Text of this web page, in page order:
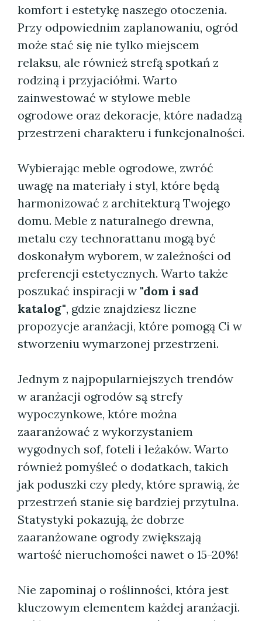
komfort i estetykę naszego otoczenia.
Przy odpowiednim zaplanowaniu, ogród
może stać się nie tylko miejscem
relaksu, ale również strefą spotkań z
rodziną i przyjaciółmi. Warto
zainwestować w stylowe meble
ogrodowe oraz dekoracje, które nadadzą
przestrzeni charakteru i funkcjonalności.
Wybierając meble ogrodowe, zwróć
uwagę na materiały i styl, które będą
harmonizować z architekturą Twojego
domu. Meble z naturalnego drewna,
metalu czy technorattanu mogą być
doskonałym wyborem, w zależności od
preferencji estetycznych. Warto także
poszukać inspiracji w "dom i sad
katalog", gdzie znajdziesz liczne
propozycje aranżacji, które pomogą Ci w
stworzeniu wymarzonej przestrzeni.
Jednym z najpopularniejszych trendów
w aranżacji ogrodów są strefy
wypoczynkowe, które można
zaaranżować z wykorzystaniem
wygodnych sof, foteli i leżaków. Warto
również pomyśleć o dodatkach, takich
jak poduszki czy pledy, które sprawią, że
przestrzeń stanie się bardziej przytulna.
Statystyki pokazują, że dobrze
zaaranżowane ogrody zwiększają
wartość nieruchomości nawet o 15-20%!
Nie zapominaj o roślinności, która jest
kluczowym elementem każdej aranżacji.